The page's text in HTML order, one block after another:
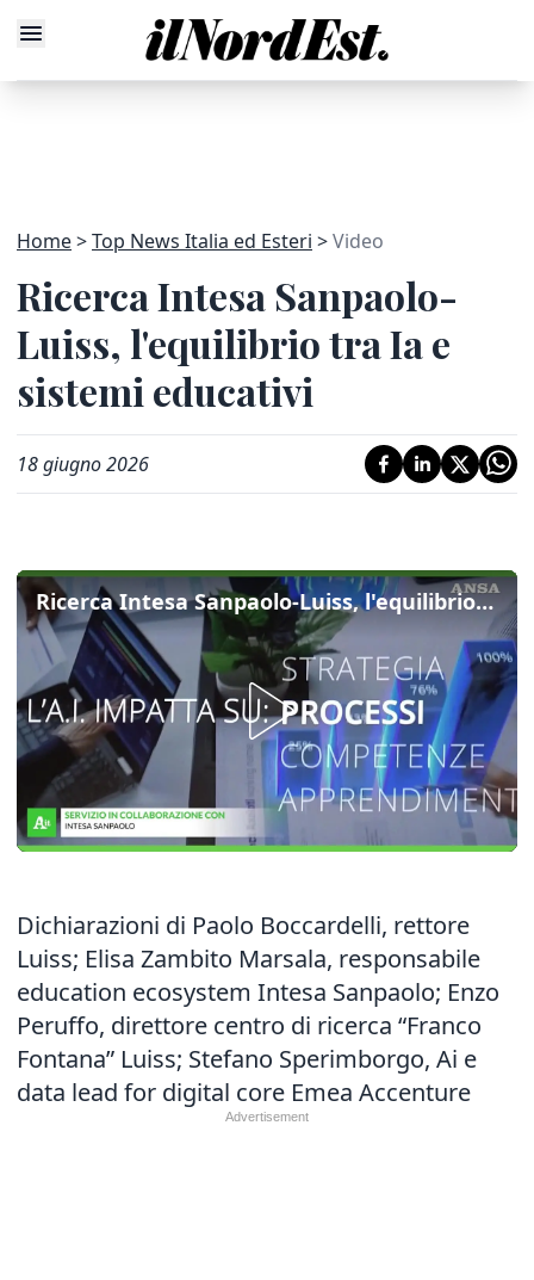
Home Top News Italia ed Esteri Video
Ricerca Intesa Sanpaolo-
Luiss, l'equilibrio tra Ia e
sistemi educativi
18 giugno 2026
Ricerca Intesa Sanpaolo-Luiss, l'equilibrio tra Ia e sistemi educativi
Dichiarazioni di Paolo Boccardelli, rettore
Luiss; Elisa Zambito Marsala, responsabile
education ecosystem Intesa Sanpaolo; Enzo
Peruffo, direttore centro di ricerca “Franco
Fontana” Luiss; Stefano Sperimborgo, Ai e
data lead for digital core Emea Accenture